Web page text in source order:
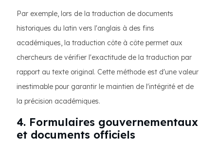
Par exemple, lors de la traduction de documents
historiques du latin vers l'anglais à des fins
académiques, la traduction côte à côte permet aux
chercheurs de vérifier l'exactitude de la traduction par
rapport au texte original. Cette méthode est d'une valeur
inestimable pour garantir le maintien de l'intégrité et de
la précision académiques.
4. Formulaires gouvernementaux
et documents officiels